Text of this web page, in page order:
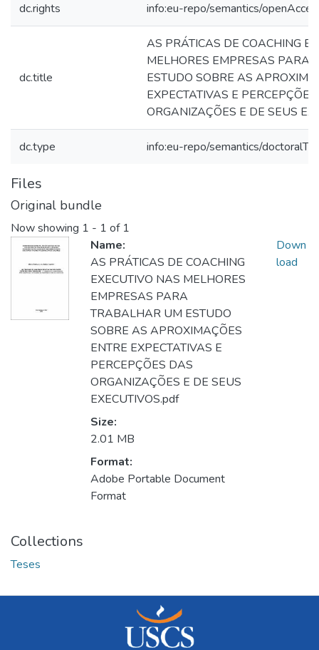
dc.rights info:eu-repo/semantics/
dc.title
AS PRÁTICAS DE COACHING
MELHORES EMPRESAS PARA
ESTUDO SOBRE AS
EXPECTATIVAS E
ORGANIZAÇÕES E DE SEUS
dc.type info:eu-repo/semantics/
Files
Original bundle
Now showing 1 - 1 of 1
Name:
AS PRÁTICAS DE COACHING
EXECUTIVO NAS MELHORES
EMPRESAS PARA
TRABALHAR UM ESTUDO
SOBRE AS APROXIMAÇÕES
ENTRE EXPECTATIVAS E
PERCEPÇÕES DAS
ORGANIZAÇÕES E DE SEUS
EXECUTIVOS.pdf
Size:
2.01 MB
Format:
Adobe Portable Document
Format
Down
load
Collections
Teses